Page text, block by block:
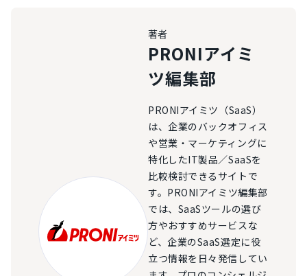
著者
PRONIアイミ
ツ編集部
PRONIアイミツ（SaaS）
は、企業のバックオフィス
や営業・マーケティングに
特化したIT製品／SaaSを
比較検討できるサイトで
す。PRONIアイミツ編集部
では、SaaSツールの選び
方やおすすめサービスな
ど、企業のSaaS選定に役
立つ情報を日々発信してい